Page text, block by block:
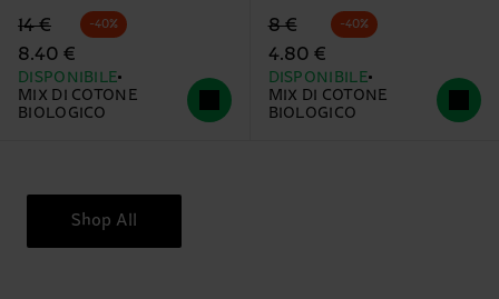
Prezzo di partenza
14 €
prezzo scontato
8.40 €
-40%
DISPONIBILE
MIX DI COTONE
BIOLOGICO
Prezzo di partenza
8 €
prezzo scontato
4.80 €
-40%
DISPONIBILE
MIX DI COTONE
BIOLOGICO
Shop All